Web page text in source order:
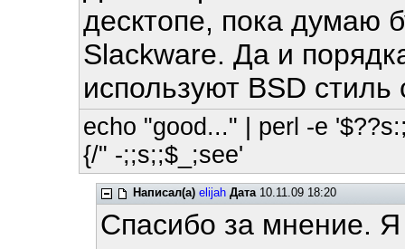
десктопе, пока думаю
Slackware. Да и
используют BSD
echo "good..." | perl -e
{/" -;;s;;$_;see'
Написал(а) elijah Дата10.11.09 18:20
Спасибо за мнение. Я